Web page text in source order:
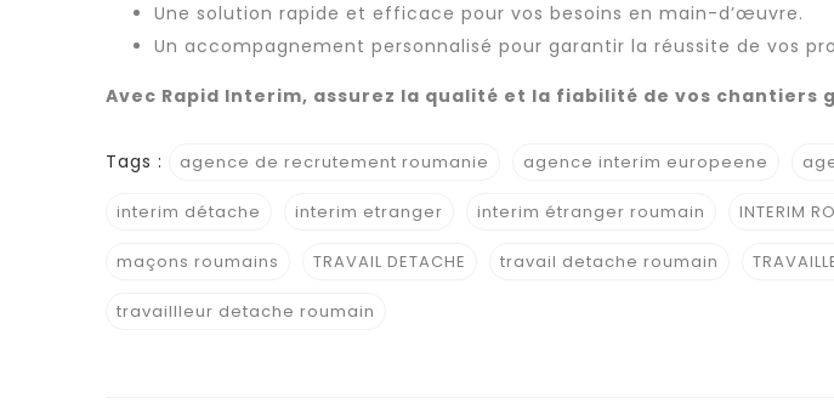
Une solution rapide et efficace pour vos besoins en main-d’œuvre.
Un accompagnement personnalisé pour garantir la réussite de vos
Avec Rapid Interim, assurez la qualité et la fiabilité de vos chantiers
Tags : agence de recrutement roumanie agence interim europeene
interim détache interim etranger interim étranger roumain INTERIM
maçons roumains TRAVAIL DETACHE travail detache roumain
travaillleur detache roumain